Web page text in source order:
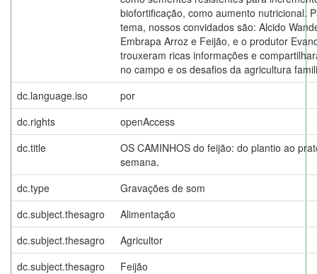
biofortificação, como aumento nutricional.
tema, nossos convidados são: Alcido
Embrapa Arroz e Feijão, e o produtor
trouxeram ricas informações e
no campo e os desafios da agricultura
dc.language.iso
por
dc.rights
openAccess
dc.title
OS CAMINHOS do feijão: do plantio ao
semana.
dc.type
Gravações de som
dc.subject.thesagro
Alimentação
dc.subject.thesagro
Agricultor
dc.subject.thesagro
Feijão